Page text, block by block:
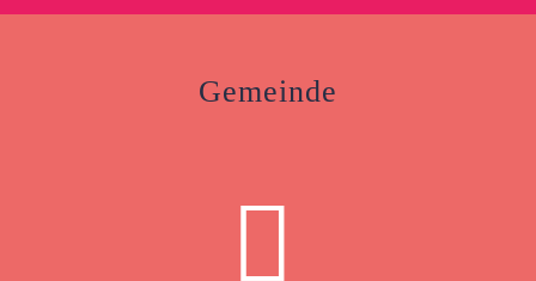
Gemeinde